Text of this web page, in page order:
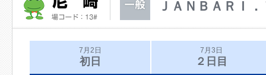
ＪＡＮＢＡＲＩ
7月2日
初日
7月3日
２日目